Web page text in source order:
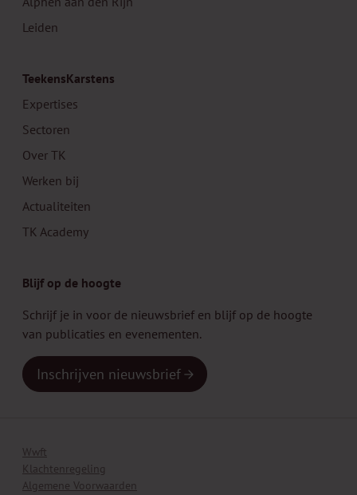
Leiden
TeekensKarstens
Expertises
Sectoren
Over TK
Werken bij
Actualiteiten
TK Academy
Blijf op de hoogte
Schrijf je in voor de nieuwsbrief en blijf op de hoogte
van publicaties en evenementen.
Inschrijven nieuwsbrief
Wwft
Klachtenregeling
Algemene Voorwaarden